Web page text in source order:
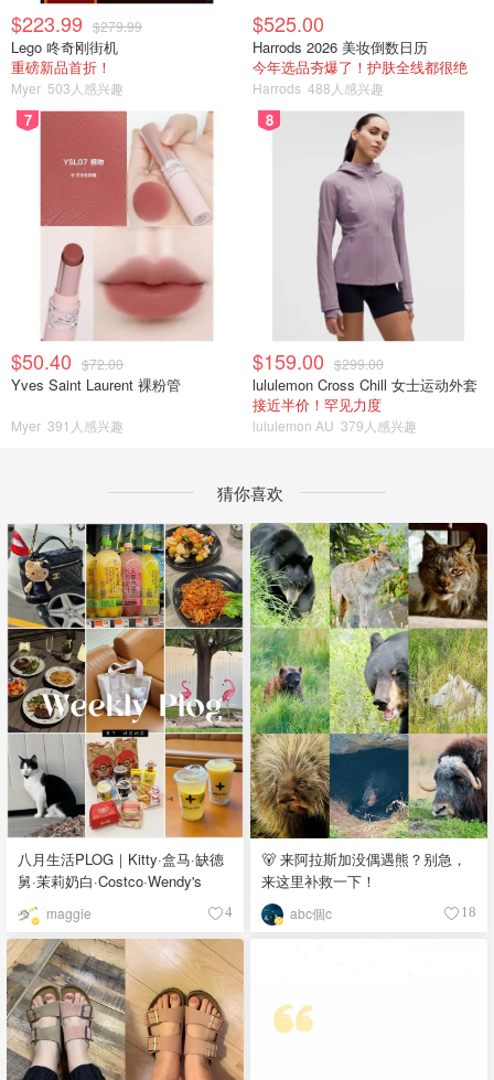
$223.99 $279.99
Lego 咚奇刚街机
重磅新品首折！
Myer 503人感兴趣
$525.00
Harrods 2026 美妆倒数日历
今年选品夯爆了！护肤全线都很绝
Harrods 488人感兴趣
7
$50.40 $72.00
Yves Saint Laurent 裸粉管
Myer 391人感兴趣
8
$159.00 $299.00
lululemon Cross Chill 女士运动外套
接近半价！罕见力度
lululemon AU 379人感兴趣
猜你喜欢
八月生活PLOG｜Kitty·盒马·缺德
舅·茉莉奶白·Costco·Wendy's
maggie 4
🐻 来阿拉斯加没偶遇熊？别急，
来这里补救一下！
abc個c 18